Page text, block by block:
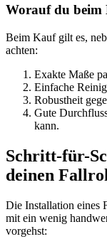
Worauf du beim
Beim Kauf gilt es,
achten:
Exakte Maße
Einfache
Robustheit
Gute
kann.
Schritt-für-
deinen
Die Installation eines
mit ein wenig
vorgehst: